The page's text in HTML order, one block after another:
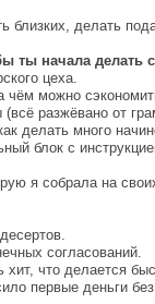
делать
ты начала делать
цеха.
можно
разжёвано от
делать много
блок с
я собрала на
согласований.
что делается
первые деньги